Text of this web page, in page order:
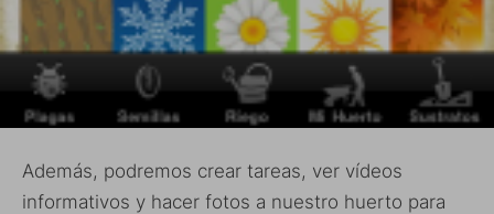
Además, podremos crear tareas, ver vídeos
informativos y hacer fotos a nuestro huerto para